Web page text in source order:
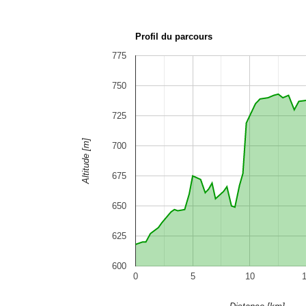
Profil du parcours
0 5 10
600
625
650
675
700
725
750
775
Altitude [m]